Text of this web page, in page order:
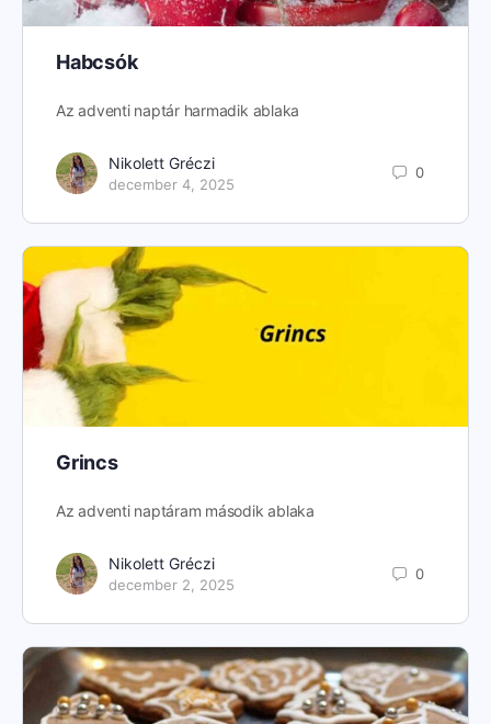
Habcsók
Az adventi naptár harmadik ablaka
Nikolett Gréczi
december 4, 2025
0
Grincs
Az adventi naptáram második ablaka
Nikolett Gréczi
december 2, 2025
0